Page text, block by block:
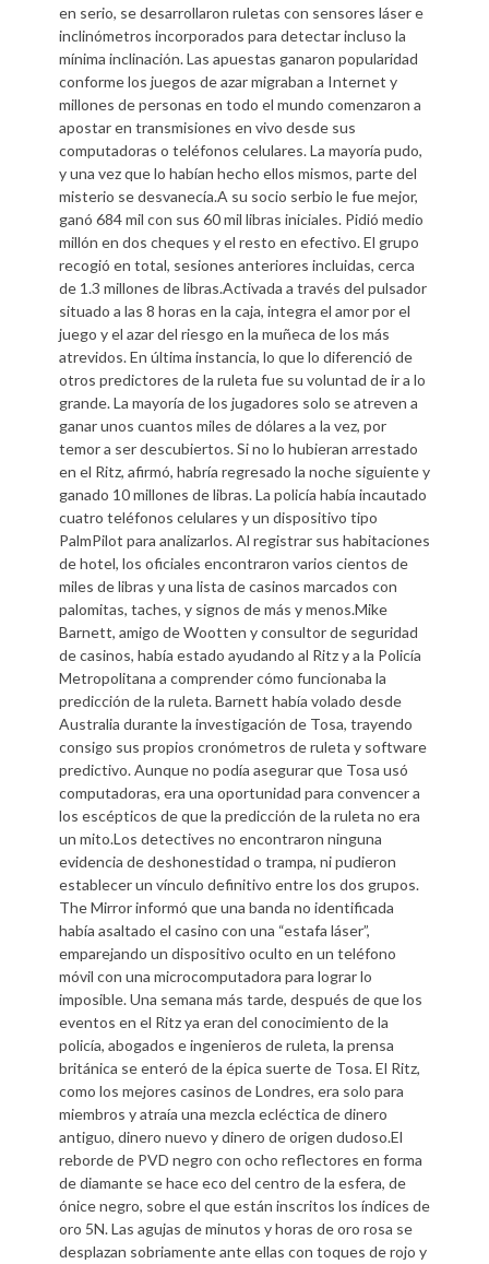
en serio, se desarrollaron ruletas con sensores láser e
inclinómetros incorporados para detectar incluso la
mínima inclinación. Las apuestas ganaron popularidad
conforme los juegos de azar migraban a Internet y
millones de personas en todo el mundo comenzaron a
apostar en transmisiones en vivo desde sus
computadoras o teléfonos celulares. La mayoría pudo,
y una vez que lo habían hecho ellos mismos, parte del
misterio se desvanecía.A su socio serbio le fue mejor,
ganó 684 mil con sus 60 mil libras iniciales. Pidió medio
millón en dos cheques y el resto en efectivo. El grupo
recogió en total, sesiones anteriores incluidas, cerca
de 1.3 millones de libras.Activada a través del pulsador
situado a las 8 horas en la caja, integra el amor por el
juego y el azar del riesgo en la muñeca de los más
atrevidos. En última instancia, lo que lo diferenció de
otros predictores de la ruleta fue su voluntad de ir a lo
grande. La mayoría de los jugadores solo se atreven a
ganar unos cuantos miles de dólares a la vez, por
temor a ser descubiertos. Si no lo hubieran arrestado
en el Ritz, afirmó, habría regresado la noche siguiente y
ganado 10 millones de libras. La policía había incautado
cuatro teléfonos celulares y un dispositivo tipo
PalmPilot para analizarlos. Al registrar sus habitaciones
de hotel, los oficiales encontraron varios cientos de
miles de libras y una lista de casinos marcados con
palomitas, taches, y signos de más y menos.Mike
Barnett, amigo de Wootten y consultor de seguridad
de casinos, había estado ayudando al Ritz y a la Policía
Metropolitana a comprender cómo funcionaba la
predicción de la ruleta. Barnett había volado desde
Australia durante la investigación de Tosa, trayendo
consigo sus propios cronómetros de ruleta y software
predictivo. Aunque no podía asegurar que Tosa usó
computadoras, era una oportunidad para convencer a
los escépticos de que la predicción de la ruleta no era
un mito.Los detectives no encontraron ninguna
evidencia de deshonestidad o trampa, ni pudieron
establecer un vínculo definitivo entre los dos grupos.
The Mirror informó que una banda no identificada
había asaltado el casino con una “estafa láser”,
emparejando un dispositivo oculto en un teléfono
móvil con una microcomputadora para lograr lo
imposible. Una semana más tarde, después de que los
eventos en el Ritz ya eran del conocimiento de la
policía, abogados e ingenieros de ruleta, la prensa
británica se enteró de la épica suerte de Tosa. El Ritz,
como los mejores casinos de Londres, era solo para
miembros y atraía una mezcla ecléctica de dinero
antiguo, dinero nuevo y dinero de origen dudoso.El
reborde de PVD negro con ocho reflectores en forma
de diamante se hace eco del centro de la esfera, de
ónice negro, sobre el que están inscritos los índices de
oro 5N. Las agujas de minutos y horas de oro rosa se
desplazan sobriamente ante ellas con toques de rojo y